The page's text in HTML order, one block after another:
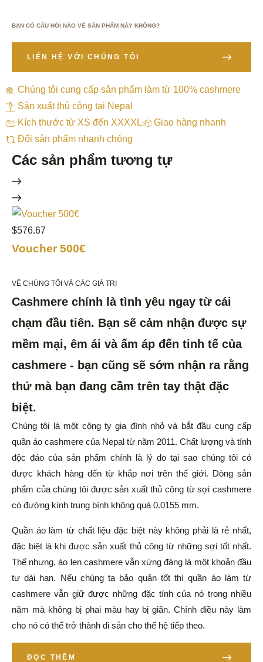
BẠN CÓ CÂU HỎI NÀO VỀ SẢN PHẨM NÀY KHÔNG?
LIÊN HỆ VỚI CHÚNG TÔI
Chúng tôi cung cấp sản phẩm làm từ 100% cashmere
Sản xuất thủ công tại Nepal
Kích thước từ XS đến XXXXL
Giao hàng nhanh
Đổi sản phẩm nhanh chóng
Các sản phẩm tương tự
$576.67
Voucher 500€
VỀ CHÚNG TÔI VÀ CÁC GIÁ TRỊ
Cashmere chính là tình yêu ngay từ cái
chạm đầu tiên. Bạn sẽ cảm nhận được sự
mềm mại, êm ái và ấm áp đến tinh tế của
cashmere - bạn cũng sẽ sớm nhận ra rằng
thứ mà bạn đang cầm trên tay thật đặc
biệt.
Chúng tôi là một công ty gia đình nhỏ và bắt đầu cung cấp
quần áo cashmere của Nepal từ năm 2011. Chất lượng và tính
độc đáo của sản phẩm chính là lý do tại sao chúng tôi có
được khách hàng đến từ khắp nơi trên thế giới. Dòng sản
phẩm của chúng tôi được sản xuất thủ công từ sợi cashmere
có đường kính trung bình không quá 0.0155 mm.
Quần áo làm từ chất liệu đặc biệt này không phải là rẻ nhất,
đặc biệt là khi được sản xuất thủ công từ những sợi tốt nhất.
Thế nhưng, áo len cashmere vẫn xứng đáng là một khoản đầu
tư dài hạn. Nếu chúng ta bảo quản tốt thì quần áo làm từ
cashmere vẫn giữ được những đặc tính của nó trong nhiều
năm mà không bị phai màu hay bị giãn. Chính điều này làm
cho nó có thể trở thành di sản cho thế hệ tiếp theo.
ĐỌC THÊM